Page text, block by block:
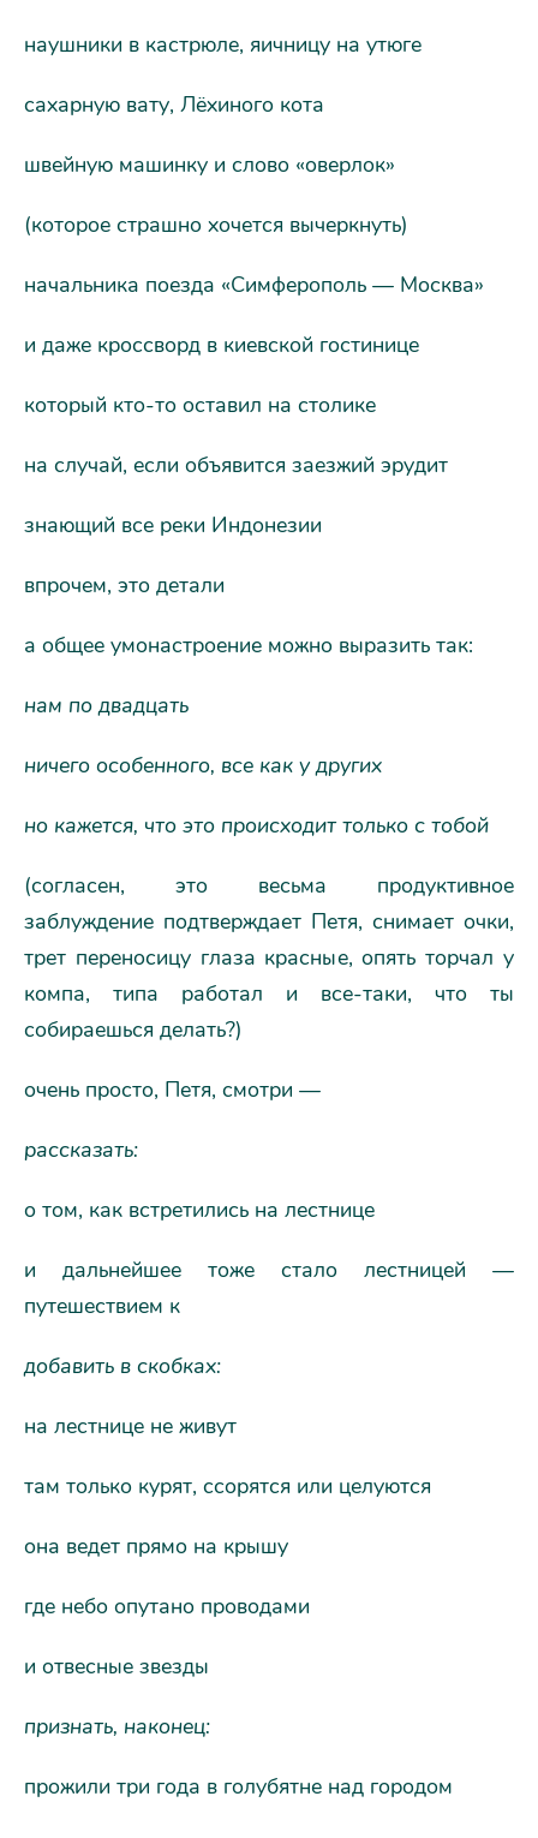
наушники в кастрюле, яичницу на утюге
сахарную вату, Лёхиного кота
швейную машинку и слово «оверлок»
(которое страшно хочется вычеркнуть)
начальника поезда «Симферополь — Москва»
и даже кроссворд в киевской гостинице
который кто-то оставил на столике
на случай, если объявится заезжий эрудит
знающий все реки Индонезии
впрочем, это детали
а общее умонастроение можно выразить так:
нам по двадцать
ничего особенного, все как у других
но кажется, что это происходит только с тобой
(согласен, это весьма продуктивное
заблуждение подтверждает Петя, снимает очки,
трет переносицу глаза красные, опять торчал у
компа, типа работал и все-таки, что ты
собираешься делать?)
очень просто, Петя, смотри —
рассказать:
о том, как встретились на лестнице
и дальнейшее тоже стало лестницей —
путешествием к
добавить в скобках:
на лестнице не живут
там только курят, ссорятся или целуются
она ведет прямо на крышу
где небо опутано проводами
и отвесные звезды
признать, наконец:
прожили три года в голубятне над городом